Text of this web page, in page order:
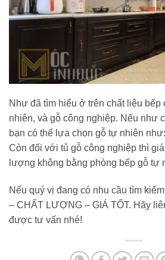
Như đã tìm hiểu ở trên chất liệu bếp
nhiên, và gỗ công nghiệp. Nếu như
bạn có thể lựa chọn gỗ tự nhiên
Còn đối với tủ gỗ công nghiệp thì
lượng không bằng phòng bếp gỗ tự
Nếu quý vị đang có nhu cầu tìm
– CHẤT LƯỢNG – GIÁ TỐT. Hãy
được tư vấn nhé!